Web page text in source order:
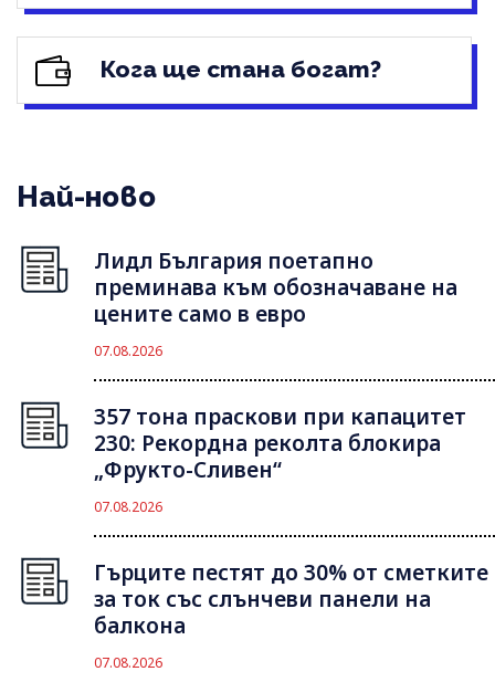
Кога ще стана богат?
Най-ново
Лидл България поетапно
преминава към обозначаване на
цените само в евро
07.08.2026
357 тона праскови при капацитет
230: Рекордна реколта блокира
„Фрукто-Сливен“
07.08.2026
Гърците пестят до 30% от сметките
за ток със слънчеви панели на
балкона
07.08.2026